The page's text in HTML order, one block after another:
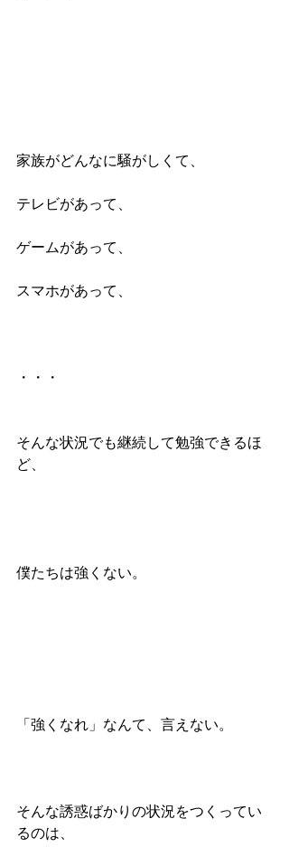
家族がどんなに騒がしくて、
テレビがあって、
ゲームがあって、
スマホがあって、
・・・
そんな状況でも継続して勉強できるほ
ど、
僕たちは強くない。
「強くなれ」なんて、言えない。
そんな誘惑ばかりの状況をつくってい
るのは、